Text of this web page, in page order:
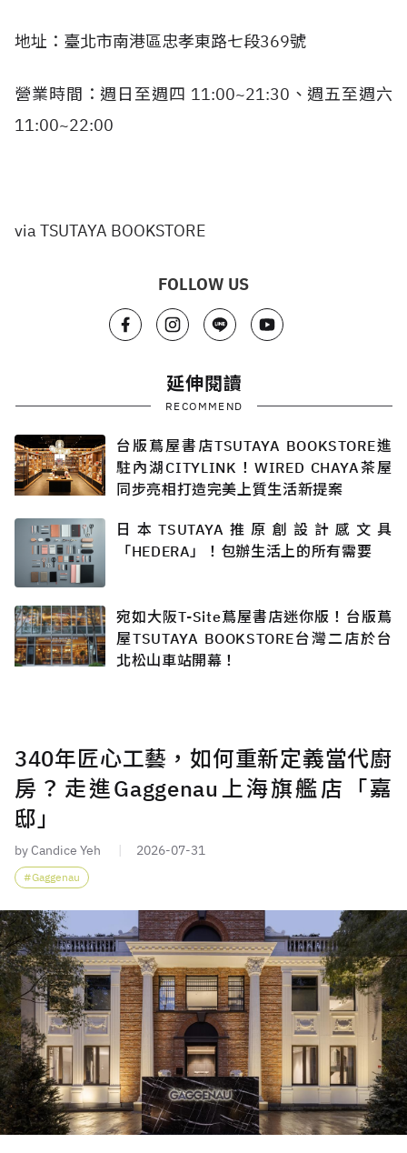
地址：臺北市南港區忠孝東路七段369號
營業時間：週日至週四 11:00~21:30、週五至週六
11:00~22:00
via TSUTAYA BOOKSTORE
FOLLOW US
延伸閱讀
RECOMMEND
台版蔦屋書店TSUTAYA BOOKSTORE進
駐內湖CITYLINK！WIRED CHAYA茶屋
同步亮相打造完美上質生活新提案
日本TSUTAYA推原創設計感文具
「HEDERA」！包辦生活上的所有需要
宛如大阪T-Site蔦屋書店迷你版！台版蔦
屋TSUTAYA BOOKSTORE台灣二店於台
北松山車站開幕！
340年匠心工藝，如何重新定義當代廚
房？走進Gaggenau上海旗艦店「嘉
邸」
by Candice Yeh 2026-07-31
Gaggenau